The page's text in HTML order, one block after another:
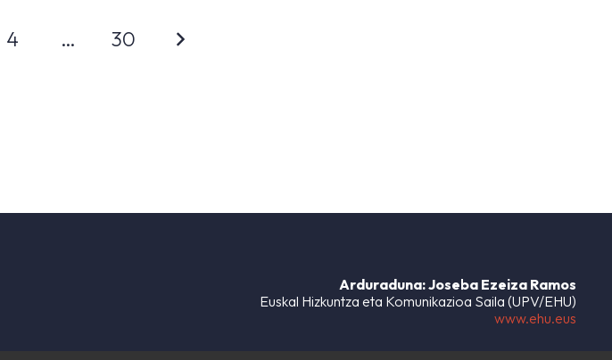
4 … 30
Arduraduna: Joseba Ezeiza Ramos
Euskal Hizkuntza eta Komunikazioa Saila (UPV/EHU)
www.ehu.eus